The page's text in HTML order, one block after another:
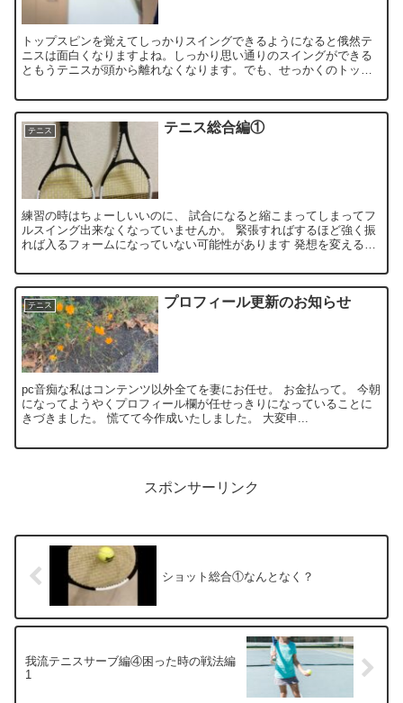
トップスピンを覚えてしっかりスイングできるようになると俄然テ
ニスは面白くなりますよね。しっかり思い通りのスイングができる
ともうテニスが頭から離れなくなります。でも、せっかくのトップ
テニス テニス総合編①
練習の時はちょーしいいのに、 試合になると縮こまってしまってフ
ルスイング出来なくなっていませんか。 緊張すればするほど強く振
れば入るフォームになっていない可能性があります 発想を変える必
テニス プロフィール更新のお知らせ
pc音痴な私はコンテンツ以外全てを妻にお任せ。 お金払って。 今朝
になってようやくプロフィール欄が任せっきりになっていることに
きづきました。 慌てて今作成いたしました。 大変申...
スポンサーリンク
ショット総合①なんとなく？
我流テニスサーブ編④困った時の戦法編
1